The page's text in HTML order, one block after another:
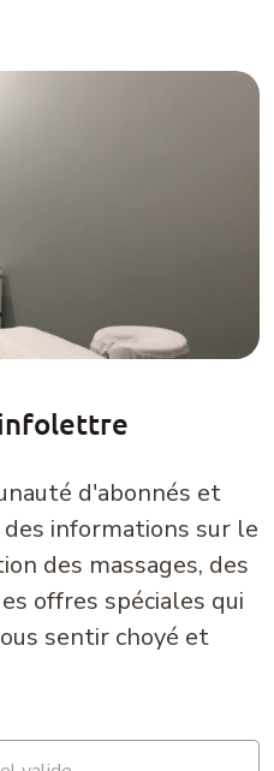
d'abonnés et
informations sur le
des massages, des
offres spéciales qui
sentir choyé et